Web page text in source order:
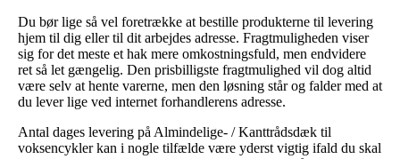
Du bør lige så vel foretrække at bestille produkterne til levering
hjem til dig eller til dit arbejdes adresse. Fragtmuligheden viser
sig for det meste et hak mere omkostningsfuld, men endvidere
ret så let gængelig. Den prisbilligste fragtmulighed vil dog altid
være selv at hente varerne, men den løsning står og falder med at
du lever lige ved internet forhandlerens adresse.
Antal dages levering på Almindelige- / Kanttrådsdæk til
voksencykler kan i nogle tilfælde være yderst vigtig ifald du skal